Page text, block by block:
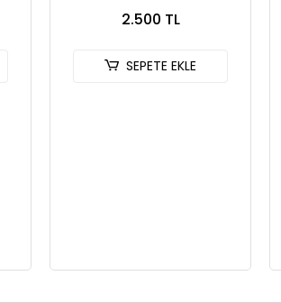
2.500 TL
SEPETE EKLE